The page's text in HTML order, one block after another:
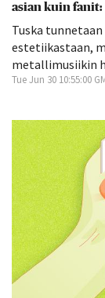
asian kuin fanit:
Tuska
estetiikastaan,
metallimusiikin
Tue Jun 30 10:55:00